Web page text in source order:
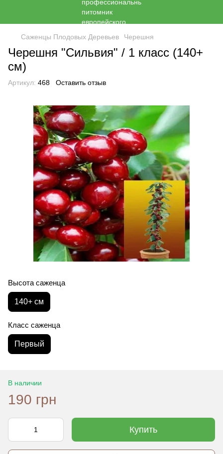
Саженцы Плодовых Деревьев Черешня
Черешня "Сильвия" / 1 класс (140+
см)
Артикул: 468 Оставить отзыв
Высота саженца
140+ см
Класс саженца
Первый
В наличии
190 грн
Купить